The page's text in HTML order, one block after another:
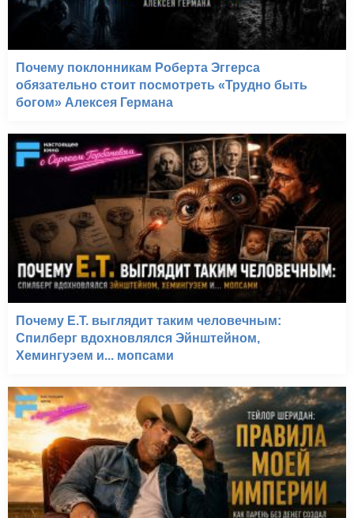
Почему поклонникам Роберта Эггерса
обязательно стоит посмотреть «Трудно быть
богом» Алексея Германа
Почему E.T. выглядит таким человечным:
Спилберг вдохновлялся Эйнштейном,
Хемингуэем и... мопсами